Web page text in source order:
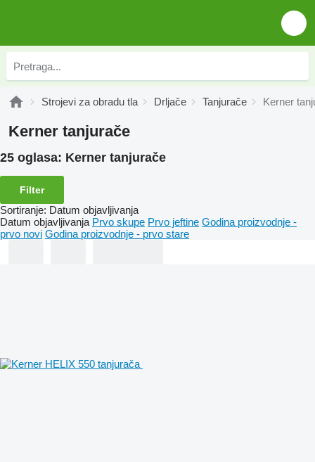
Strojevi za obradu tla Drljače Tanjurače Kerner
Kerner tanjurače
25 oglasa: Kerner tanjurače
Filter
Sortiranje: Datum objavljivanja
Datum objavljivanja Prvo skupe Prvo jeftine Godina proizvodnje -
prvo novi Godina proizvodnje - prvo stare